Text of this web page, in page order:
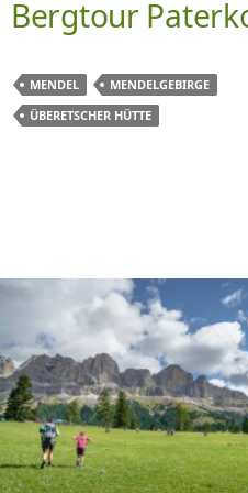
Bergtour
MENDEL
MENDELGEBIRGE
ÜBERETSCHER HÜTTE